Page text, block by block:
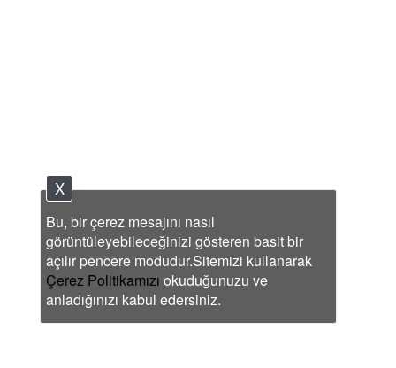
Bu, bir çerez mesajını nasıl
görüntüleyebileceğinizi gösteren basit bir
açılır pencere modudur.Sitemizi kullanarak
Çerez Politikamızı okuduğunuzu ve
anladığınızı kabul edersiniz.
X